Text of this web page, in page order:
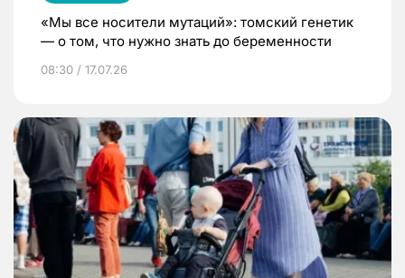
«Мы все носители мутаций»: томский генетик
— о том, что нужно знать до беременности
08:30 / 17.07.26